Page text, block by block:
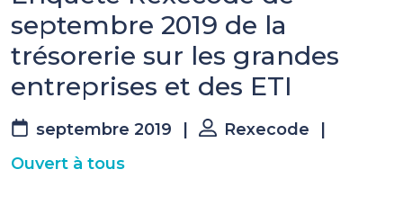
septembre 2019 de la
trésorerie sur les grandes
entreprises et des ETI
septembre 2019 Rexecode
Ouvert à tous